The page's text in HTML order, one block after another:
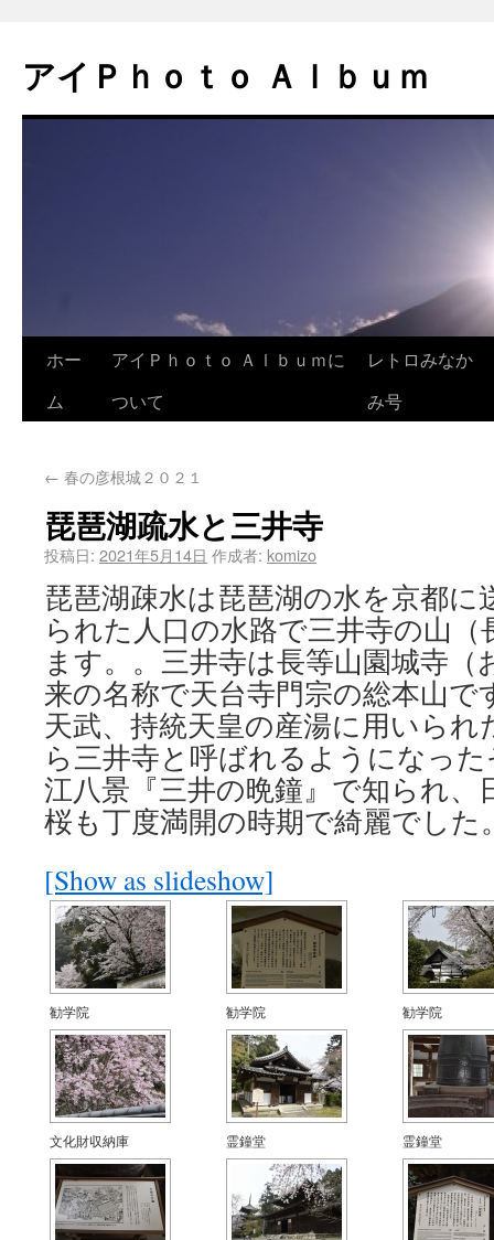
アイＰｈｏｔｏ Ａｌｂｕｍ
ホー
ム
アイＰｈｏｔｏ Ａｌｂｕｍに
ついて
レトロみなか
み号
← 春の彦根城２０２１
琵琶湖疏水と三井寺
投稿日: 2021年5月14日 作成者: komizo
琵琶湖疎水は琵琶湖の水を京都に
られた人口の水路で三井寺の山
ます。。三井寺は長等山園城寺
来の名称で天台寺門宗の総本山で
天武、持統天皇の産湯に用いら
ら三井寺と呼ばれるようになっ
江八景『三井の晩鐘』で知られ、
桜も丁度満開の時期で綺麗でした
[Show as slideshow]
勧学院 勧学院 勧学院
文化財収納庫 霊鐘堂 霊鐘堂